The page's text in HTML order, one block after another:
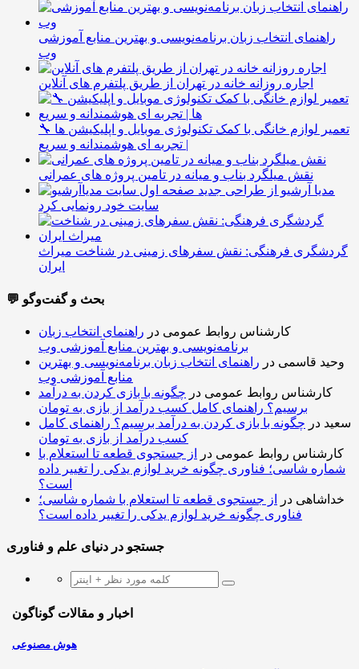
راهنمای انتخاب زبان برنامه‌نویسی و بهترین منابع آموزشی
وب
اجاره روزانه خانه در تهران از طریق پلتفرم های آنلاین
🔧 تعمیر لوازم خانگی با کمک تکنولوژی موبایل و اپلیکیشن ها
| تجربه ای هوشمندانه و سریع
نقش میلگرد بناب و میانه در تامین پروژه های عمرانی
مدیا آرشیو از طراحی جدید
سایت خود رونمایی کرد
گردشگری فرهنگی: نقش سفرهای زمینی در شناخت میراث
ایران
💬 بحث و گفت‌وگو
کارشناس روابط عمومی در راهنمای انتخاب زبان
برنامه‌نویسی و بهترین منابع آموزشی وب
وحید قاسمی در راهنمای انتخاب زبان برنامه‌نویسی و بهترین
منابع آموزشی وب
کارشناس روابط عمومی در چگونه با بازی کردن به درآمد
برسیم؟ راهنمای کامل کسب درآمد از بازی به تومان
سعید در چگونه با بازی کردن به درآمد برسیم؟ راهنمای کامل
کسب درآمد از بازی به تومان
کارشناس روابط عمومی در
از جستجوی قطعه تا استعلام با
شماره شاسی؛ فناوری چگونه خرید لوازم یدکی را تغییر داده
است؟
خداشاهی در
از جستجوی قطعه تا استعلام با شماره شاسی؛
فناوری چگونه خرید لوازم یدکی را تغییر داده است؟
جستجو در دنیای علم و فناوری
اخبار و مقالات گوناگون
هوش مصنوعی